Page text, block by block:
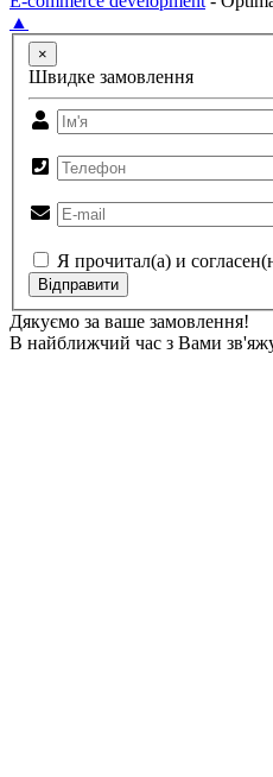
▲
×
Швидке замовлення
Я прочитал(а) и
Відправити
Дякуємо за ваше замовлення!
В найближчий час з Вами